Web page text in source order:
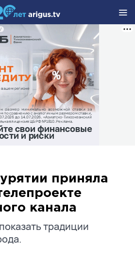
приняла
канала
традиции